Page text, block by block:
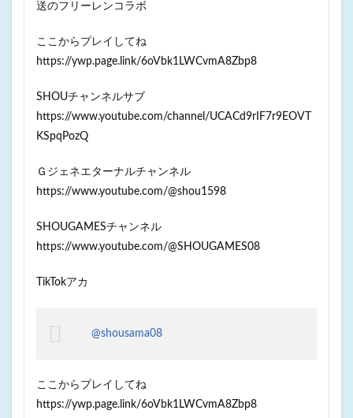
送のフリーレンコラボ
ここからプレイしてね
https://ywp.page.link/6oVbk1LWCvmA8Zbp8
SHOUチャンネルサブ
https://www.youtube.com/channel/UCACd9rIF7r9EOVT
KSpqPozQ
Ｇジェネエターナルチャンネル
https://www.youtube.com/@shou1598
SHOUGAMESチャンネル
https://www.youtube.com/@SHOUGAMES08
TikTokアカ
@shousama08
ここからプレイしてね
https://ywp.page.link/6oVbk1LWCvmA8Zbp8